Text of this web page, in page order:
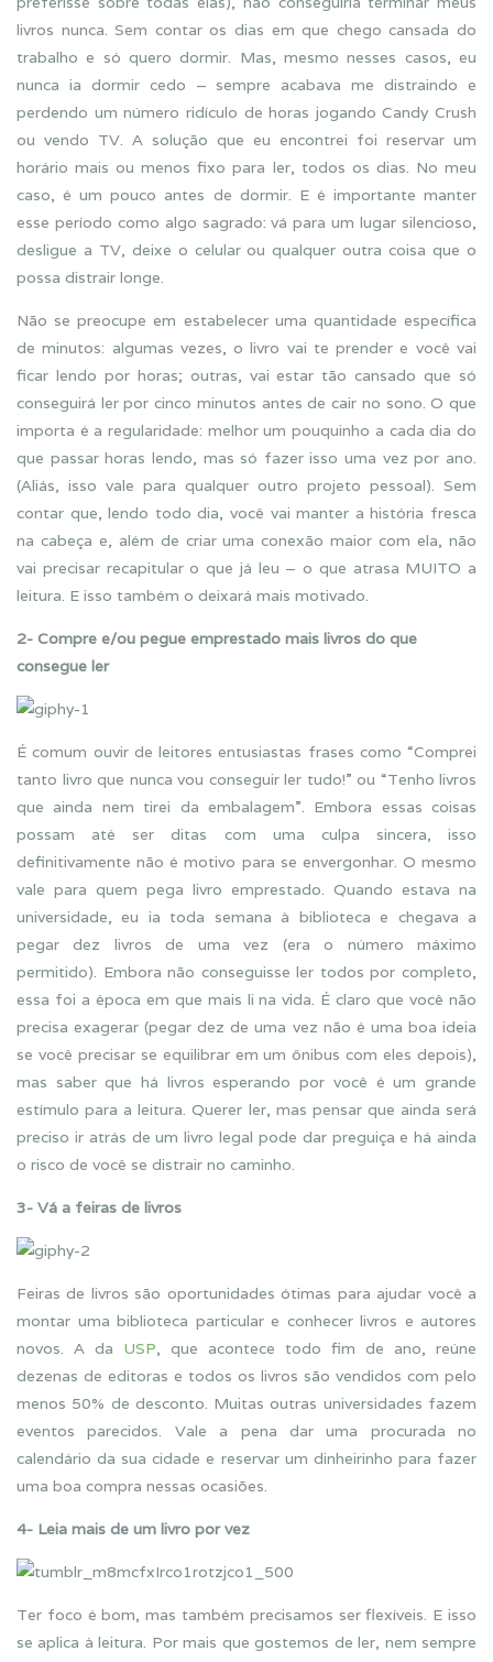
livros nunca. Sem contar os dias em que chego cansada do
trabalho e só quero dormir. Mas, mesmo nesses casos, eu
nunca ia dormir cedo – sempre acabava me distraindo e
perdendo um número ridículo de horas jogando Candy Crush
ou vendo TV. A solução que eu encontrei foi reservar um
horário mais ou menos fixo para ler, todos os dias. No meu
caso, é um pouco antes de dormir. E é importante manter
esse período como algo sagrado: vá para um lugar silencioso,
desligue a TV, deixe o celular ou qualquer outra coisa que o
possa distrair longe.
Não se preocupe em estabelecer uma quantidade específica
de minutos: algumas vezes, o livro vai te prender e você vai
ficar lendo por horas; outras, vai estar tão cansado que só
conseguirá ler por cinco minutos antes de cair no sono. O que
importa é a regularidade: melhor um pouquinho a cada dia do
que passar horas lendo, mas só fazer isso uma vez por ano.
(Aliás, isso vale para qualquer outro projeto pessoal). Sem
contar que, lendo todo dia, você vai manter a história fresca
na cabeça e, além de criar uma conexão maior com ela, não
vai precisar recapitular o que já leu – o que atrasa MUITO a
leitura. E isso também o deixará mais motivado.
2- Compre e/ou pegue emprestado mais livros do que
consegue ler
É comum ouvir de leitores entusiastas frases como “Comprei
tanto livro que nunca vou conseguir ler tudo!” ou “Tenho livros
que ainda nem tirei da embalagem”. Embora essas coisas
possam até ser ditas com uma culpa sincera, isso
definitivamente não é motivo para se envergonhar. O mesmo
vale para quem pega livro emprestado. Quando estava na
universidade, eu ia toda semana à biblioteca e chegava a
pegar dez livros de uma vez (era o número máximo
permitido). Embora não conseguisse ler todos por completo,
essa foi a época em que mais li na vida. É claro que você não
precisa exagerar (pegar dez de uma vez não é uma boa ideia
se você precisar se equilibrar em um ônibus com eles depois),
mas saber que há livros esperando por você é um grande
estímulo para a leitura. Querer ler, mas pensar que ainda será
preciso ir atrás de um livro legal pode dar preguiça e há ainda
o risco de você se distrair no caminho.
3- Vá a feiras de livros
Feiras de livros são oportunidades ótimas para ajudar você a
montar uma biblioteca particular e conhecer livros e autores
novos. A da USP, que acontece todo fim de ano, reúne
dezenas de editoras e todos os livros são vendidos com pelo
menos 50% de desconto. Muitas outras universidades fazem
eventos parecidos. Vale a pena dar uma procurada no
calendário da sua cidade e reservar um dinheirinho para fazer
uma boa compra nessas ocasiões.
4- Leia mais de um livro por vez
Ter foco é bom, mas também precisamos ser flexíveis. E isso
se aplica à leitura. Por mais que gostemos de ler, nem sempre